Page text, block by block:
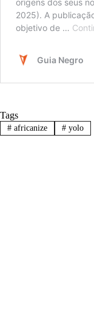
Tags
#africanize #yolo